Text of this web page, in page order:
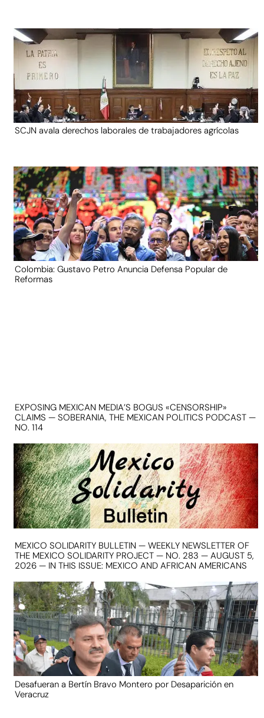
SCJN avala derechos laborales de trabajadores agrícolas
Colombia: Gustavo Petro Anuncia Defensa Popular de
Reformas
EXPOSING MEXICAN MEDIA’S BOGUS «CENSORSHIP»
CLAIMS — SOBERANIA, THE MEXICAN POLITICS PODCAST —
NO. 114
MEXICO SOLIDARITY BULLETIN — WEEKLY NEWSLETTER OF
THE MEXICO SOLIDARITY PROJECT — NO. 283 — AUGUST 5,
2026 — IN THIS ISSUE: MEXICO AND AFRICAN AMERICANS
Desafueran a Bertín Bravo Montero por Desaparición en
Veracruz